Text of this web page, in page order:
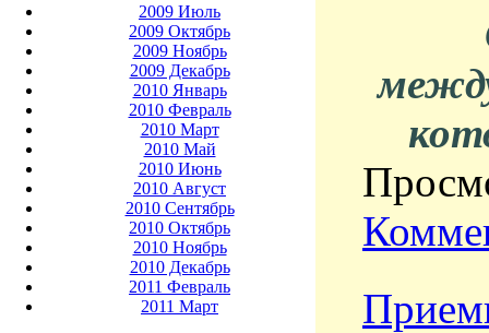
2009 Июль
2009 Октябрь
2009 Ноябрь
2009 Декабрь
2010 Январь
2010 Февраль
2010 Март
2010 Май
2010 Июнь
2010 Август
2010 Сентябрь
2010 Октябрь
2010 Ноябрь
2010 Декабрь
2011 Февраль
2011 Март